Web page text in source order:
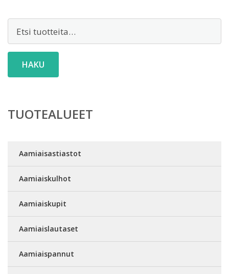
HAKU
TUOTEALUEET
Aamiaisastiastot
Aamiaiskulhot
Aamiaiskupit
Aamiaislautaset
Aamiaispannut